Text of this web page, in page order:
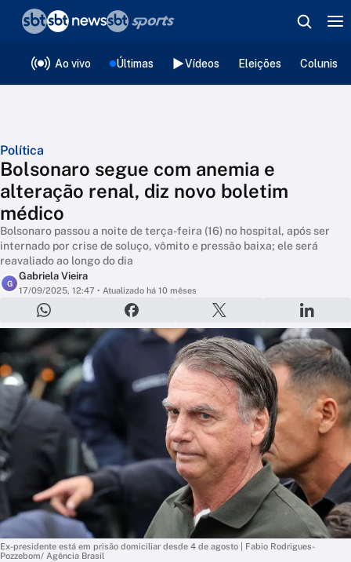
Ao vivo Últimas Vídeos Eleições
Política
Bolsonaro segue com anemia e
alteração renal, diz novo boletim
médico
Bolsonaro passou a noite de terça-feira (16) no hospital, após ser
internado por crise de soluço, vômito e pressão baixa; ele será
reavaliado ao longo do dia
G
Gabriela Vieira
17/09/2025, 12:47 • Atualizado há 10 mêses
Ex-presidente está em prisão domiciliar desde 4 de agosto | Fabio Rodrigues-
Pozzebom/ Agência Brasil
❮voltar
Editorias